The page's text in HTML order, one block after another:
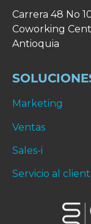
Carrera 48 No
Coworking
Antioquia
Marketing
Ventas
Sales-i
Servicio al